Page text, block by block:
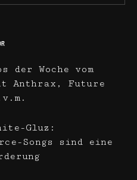
der Woche vom
Anthrax, Future
Gluz:
Songs sind eine